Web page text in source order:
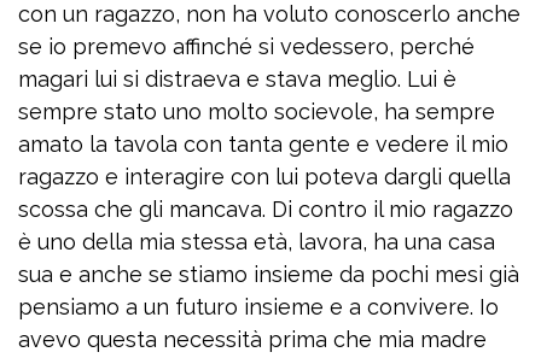
con un ragazzo, non ha voluto conoscerlo anche
se io premevo affinché si vedessero, perché
magari lui si distraeva e stava meglio. Lui è
sempre stato uno molto socievole, ha sempre
amato la tavola con tanta gente e vedere il mio
ragazzo e interagire con lui poteva dargli quella
scossa che gli mancava. Di contro il mio ragazzo
è uno della mia stessa età, lavora, ha una casa
sua e anche se stiamo insieme da pochi mesi già
pensiamo a un futuro insieme e a convivere. Io
avevo questa necessità prima che mia madre